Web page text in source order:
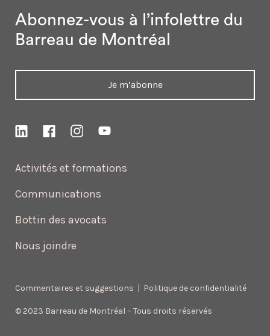
Activités et formations
Communications
Bottin des avocats
Nous joindre
Abonnez-vous à l’infolettre du
Barreau de Montréal
Je m’abonne
Commentaires et suggestions | Politique de confidentialité
© 2023 Barreau de Montréal – Tous droits réservés